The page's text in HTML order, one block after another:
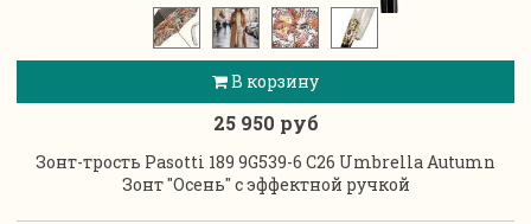
В корзину
25 950 руб
Зонт-трость Pasotti 189 9G539-6 C26 Umbrella Autumn
Зонт "Осень" с эффектной ручкой